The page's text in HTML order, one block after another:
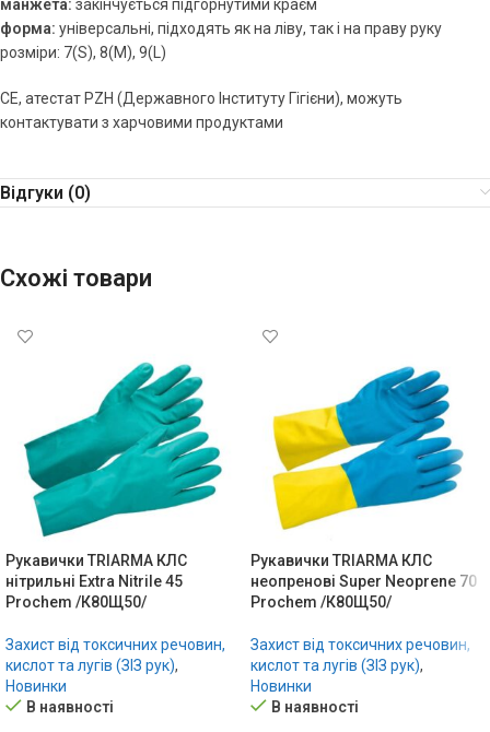
манжета: закінчується підгорнутими краєм
форма: універсальні, підходять як на ліву, так і на праву руку
розміри: 7(S), 8(M), 9(L)
СЕ, атестат PZH (Державного Інституту Гігієни), можуть
контактувати з харчовими продуктами
Відгуки (0)
Схожі товари
Рукавички TRIARMA КЛС
нітрильні Extra Nitrile 45
Prochem /К80Щ50/
Захист від токсичних речовин,
кислот та лугів (ЗІЗ рук),
Новинки
В наявності
Рукавички TRIARMA КЛС
неопренові Super Neoprene 70
Prochem /К80Щ50/
Захист від токсичних речовин,
кислот та лугів (ЗІЗ рук),
Новинки
В наявності